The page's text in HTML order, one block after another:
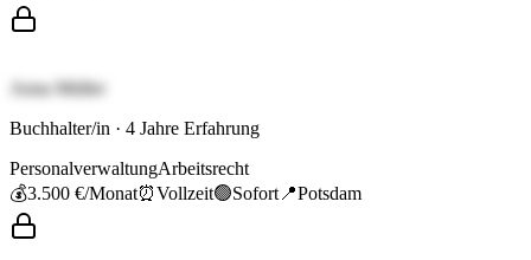
Anna Müller
Buchhalter/in · 4 Jahre Erfahrung
PersonalverwaltungArbeitsrecht
💰3.500 €/Monat⏰Vollzeit🟢Sofort 📍Potsdam